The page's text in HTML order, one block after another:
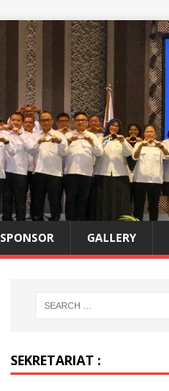
SPONSOR GALLERY
SEKRETARIAT :